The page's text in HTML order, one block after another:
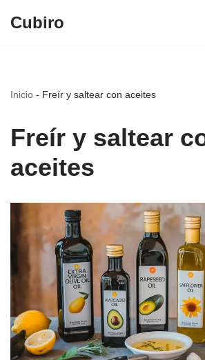
Cubiro
Inicio - Freír y saltear con aceites
Freír y saltear
aceites